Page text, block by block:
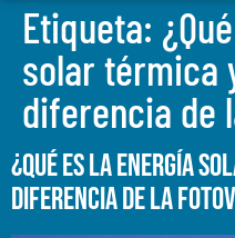
Etiqueta:
solar térmica
diferencia de
¿Qué es la energía
diferencia de la